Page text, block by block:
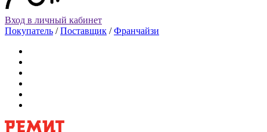
Вход в личный кабинет
Покупатель /Поставщик /Франчайзи